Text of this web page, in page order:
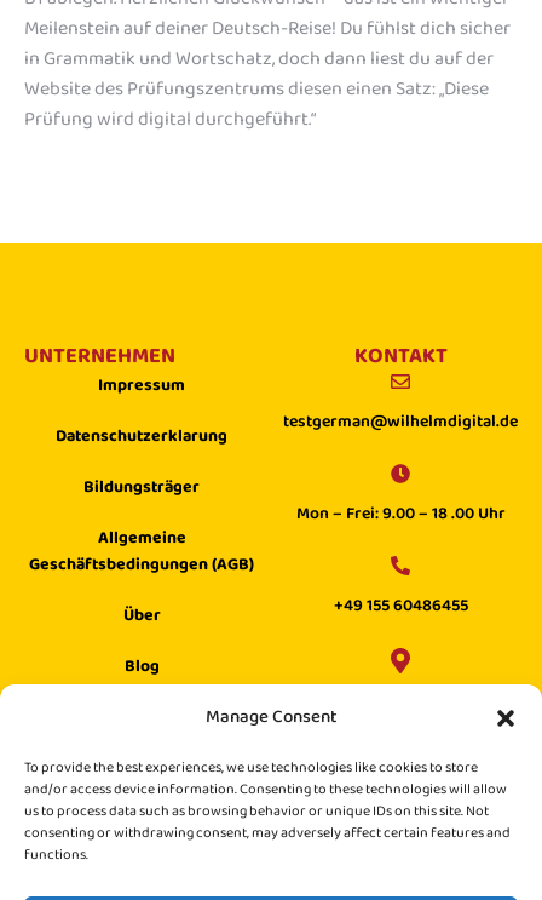
Manage Consent
To provide the best experiences, we use technologies like cookies to store
and/or access device information. Consenting to these technologies will allow
us to process data such as browsing behavior or unique IDs on this site. Not
consenting or withdrawing consent, may adversely affect certain features and
functions.
Meilenstein auf deiner Deutsch-Reise! Du fühlst dich sicher
in Grammatik und Wortschatz, doch dann liest du auf der
Website des Prüfungszentrums diesen einen Satz: „Diese
Prüfung wird digital durchgeführt.“
UNTERNEHMEN
Impressum
Datenschutzerklarung
Bildungsträger
Allgemeine
Geschäftsbedingungen (AGB)
Über
Blog
KONTAKT
testgerman@wilhelmdigital.de
Mon – Frei: 9.00 – 18 .00 Uhr
+49 155 60486455
Germany